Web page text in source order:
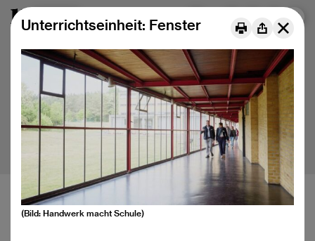
Menu IT
Unterrichtseinheit: Fenster
(Bild: Handwerk macht Schule)